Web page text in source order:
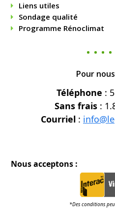
Liens utiles
Sondage qualité
Programme Rénoclimat
Pour
Téléphone :
Sans frais:
Courriel :
Nous acceptons :
*Des conditions